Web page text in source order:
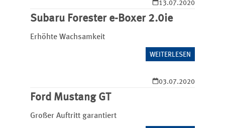
13.07.2020
Subaru Forester e-Boxer 2.0ie
Erhöhte Wachsamkeit
WEITERLESEN
03.07.2020
Ford Mustang GT
Großer Auftritt garantiert